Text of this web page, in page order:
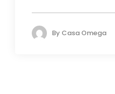
By Casa Omega